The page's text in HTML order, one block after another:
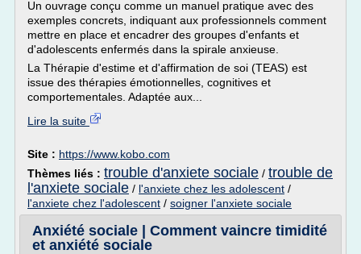
Un ouvrage conçu comme un manuel pratique avec des
exemples concrets, indiquant aux professionnels comment
mettre en place et encadrer des groupes d'enfants et
d'adolescents enfermés dans la spirale anxieuse.
La Thérapie d'estime et d'affirmation de soi (TEAS) est
issue des thérapies émotionnelles, cognitives et
comportementales. Adaptée aux...
Lire la suite
Site : https://www.kobo.com
Thèmes liés : trouble d'anxiete sociale / trouble de
l'anxiete sociale / l'anxiete chez les adolescent /
l'anxiete chez l'adolescent / soigner l'anxiete sociale
Anxiété sociale | Comment vaincre timidité
et anxiété sociale